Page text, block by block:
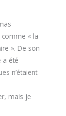
« la
». De son
a été
n’étaient
mais je